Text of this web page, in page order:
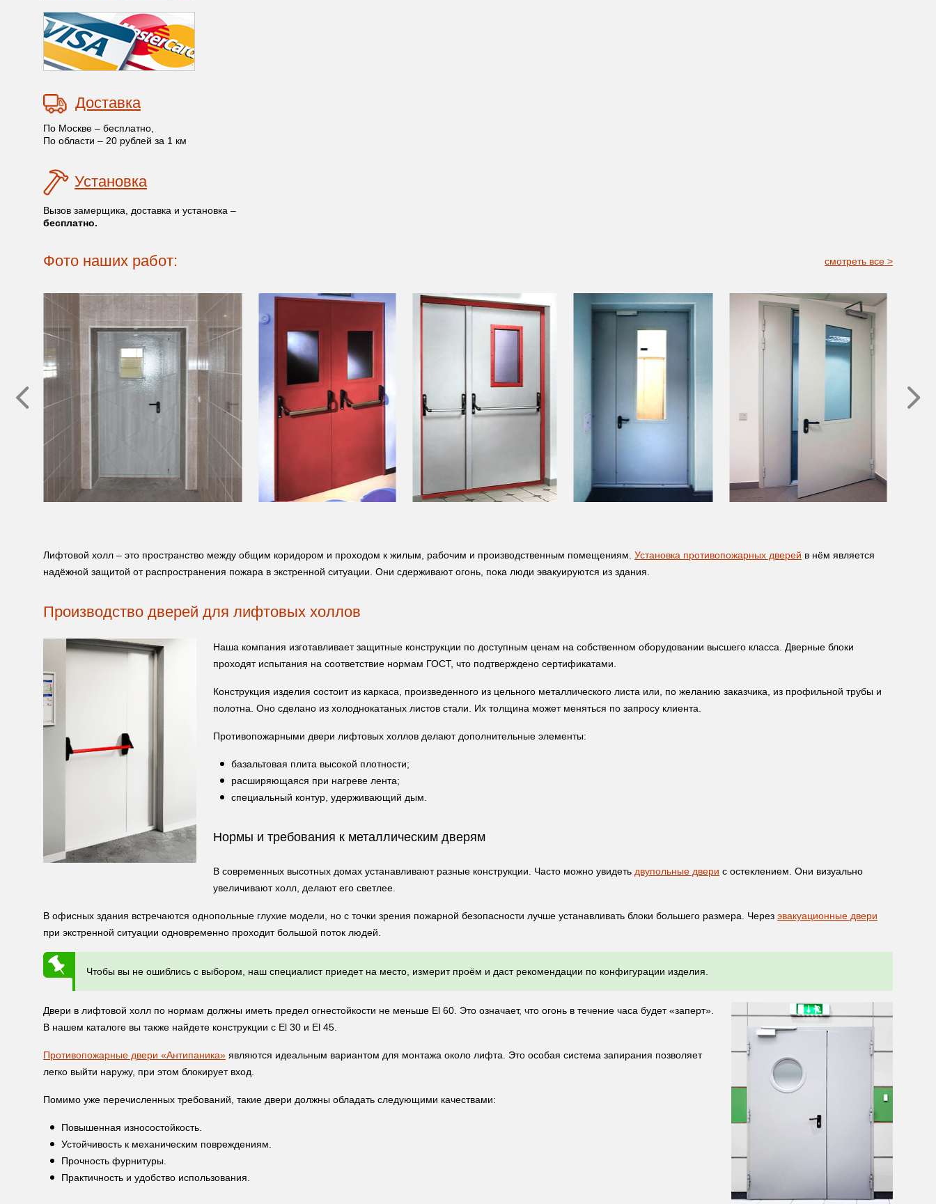
Доставка
По Москве – бесплатно,
По области – 20 рублей за 1 км
Установка
Вызов замерщика, доставка и установка –
бесплатно.
Фото наших работ: смотреть все >
Лифтовой холл – это пространство между общим коридором и проходом к жилым, рабочим и производственным помещениям. Установка противопожарных дверей в нём является
надёжной защитой от распространения пожара в экстренной ситуации. Они сдерживают огонь, пока люди эвакуируются из здания.
Производство дверей для лифтовых холлов
Наша компания изготавливает защитные конструкции по доступным ценам на собственном оборудовании высшего класса. Дверные блоки
проходят испытания на соответствие нормам ГОСТ, что подтверждено сертификатами.
Конструкция изделия состоит из каркаса, произведенного из цельного металлического листа или, по желанию заказчика, из профильной трубы и
полотна. Оно сделано из холоднокатаных листов стали. Их толщина может меняться по запросу клиента.
Противопожарными двери лифтовых холлов делают дополнительные элементы:
базальтовая плита высокой плотности;
расширяющаяся при нагреве лента;
специальный контур, удерживающий дым.
Нормы и требования к металлическим дверям
В современных высотных домах устанавливают разные конструкции. Часто можно увидеть двупольные двери с остеклением. Они визуально
увеличивают холл, делают его светлее.
В офисных здания встречаются однопольные глухие модели, но с точки зрения пожарной безопасности лучше устанавливать блоки большего размера. Через эвакуационные двери
при экстренной ситуации одновременно проходит большой поток людей.
Чтобы вы не ошиблись с выбором, наш специалист приедет на место, измерит проём и даст рекомендации по конфигурации изделия.
Двери в лифтовой холл по нормам должны иметь предел огнестойкости не меньше El 60. Это означает, что огонь в течение часа будет «заперт».
В нашем каталоге вы также найдете конструкции с El 30 и El 45.
Противопожарные двери «Антипаника» являются идеальным вариантом для монтажа около лифта. Это особая система запирания позволяет
легко выйти наружу, при этом блокирует вход.
Помимо уже перечисленных требований, такие двери должны обладать следующими качествами:
Повышенная износостойкость.
Устойчивость к механическим повреждениям.
Прочность фурнитуры.
Практичность и удобство использования.